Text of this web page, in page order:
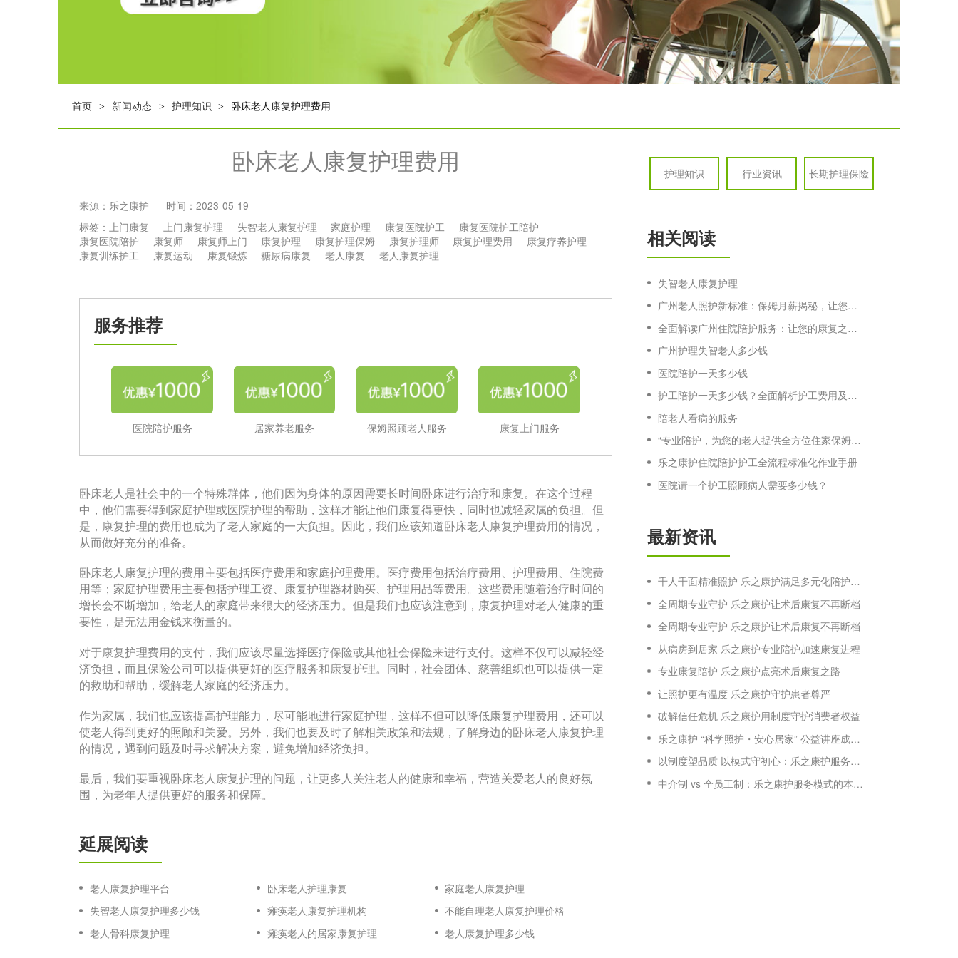
首页 > 新闻动态 > 护理知识 > 卧床老人康复护理费用
卧床老人康复护理费用
来源： 乐之康护 时间： 2023-05-19
标签： 上门康复 上门康复护理 失智老人康复护理 家庭护理 康复医院护工
康复医院护工陪护
康复医院陪护
康复师 康复师上门 康复护理 康复护理保姆 康复护理师 康复护理费用
康复疗养护理
康复训练护工
康复运动 康复锻炼 糖尿病康复 老人康复 老人康复护理
服务推荐
医院陪护服务 居家养老服务 保姆照顾老人服务 康复上门服务
卧床老人是社会中的一个特殊群体，他们因为身体的原因需要长时间卧床进行治疗和康复。在这个过程
中，他们需要得到家庭护理或医院护理的帮助，这样才能让他们康复得更快，同时也减轻家属的负担。但
是，康复护理的费用也成为了老人家庭的一大负担。因此，我们应该知道卧床老人康复护理费用的情况，
从而做好充分的准备。
卧床老人康复护理的费用主要包括医疗费用和家庭护理费用。医疗费用包括治疗费用、护理费用、住院费
用等；家庭护理费用主要包括护理工资、康复护理器材购买、护理用品等费用。这些费用随着治疗时间的
增长会不断增加，给老人的家庭带来很大的经济压力。但是我们也应该注意到，康复护理对老人健康的重
要性，是无法用金钱来衡量的。
对于康复护理费用的支付，我们应该尽量选择医疗保险或其他社会保险来进行支付。这样不仅可以减轻经
济负担，而且保险公司可以提供更好的医疗服务和康复护理。同时，社会团体、慈善组织也可以提供一定
的救助和帮助，缓解老人家庭的经济压力。
作为家属，我们也应该提高护理能力，尽可能地进行家庭护理，这样不但可以降低康复护理费用，还可以
使老人得到更好的照顾和关爱。另外，我们也要及时了解相关政策和法规，了解身边的卧床老人康复护理
的情况，遇到问题及时寻求解决方案，避免增加经济负担。
最后，我们要重视卧床老人康复护理的问题，让更多人关注老人的健康和幸福，营造关爱老人的良好氛
围，为老年人提供更好的服务和保障。
延展阅读
老人康复护理平台 卧床老人护理康复
家庭老人康复护理
失智老人康复护理多少钱
瘫痪老人康复护理机构
不能自理老人康复护理价格
老人骨科康复护理
瘫痪老人的居家康复护理 老人康复护理多少钱
护理知识 行业资讯 长期护理保险
相关阅读
失智老人康复护理
广州老人照护新标准：保姆月薪揭秘，让您安心托付！
全面解读广州住院陪护服务：让您的康复之路更轻松
广州护理失智老人多少钱
医院陪护一天多少钱
护工陪护一天多少钱？全面解析护工费用及服务内容
陪老人看病的服务
“专业陪护，为您的老人提供全方位住家保姆服务”
乐之康护住院陪护护工全流程标准化作业手册
医院请一个护工照顾病人需要多少钱？
最新资讯
千人千面精准照护 乐之康护满足多元化陪护需求
全周期专业守护 乐之康护让术后康复不再断档
全周期专业守护 乐之康护让术后康复不再断档
从病房到居家 乐之康护专业陪护加速康复进程
专业康复陪护 乐之康护点亮术后康复之路
让照护更有温度 乐之康护守护患者尊严
破解信任危机 乐之康护用制度守护消费者权益
乐之康护 “科学照护・安心居家” 公益讲座成功举办 普及专业陪护知识守护家庭健康
以制度塑品质 以模式守初心：乐之康护服务模式说明
中介制 vs 全员工制：乐之康护服务模式的本质优势